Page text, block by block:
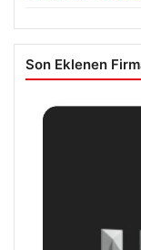
Son Eklenen